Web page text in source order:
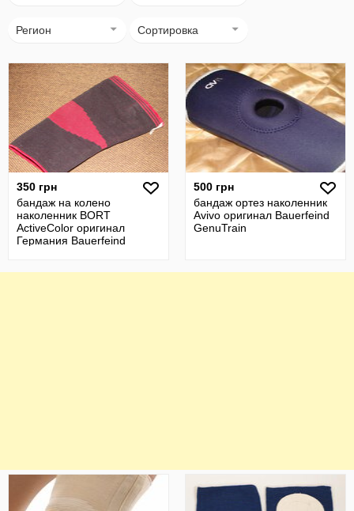
Регион Сортировка
350 грн
бандаж на колено
наколенник BORT
ActiveColor оригинал
Германия Bauerfeind
500 грн
бандаж ортез наколенник
Avivo оригинал Bauerfeind
GenuTrain